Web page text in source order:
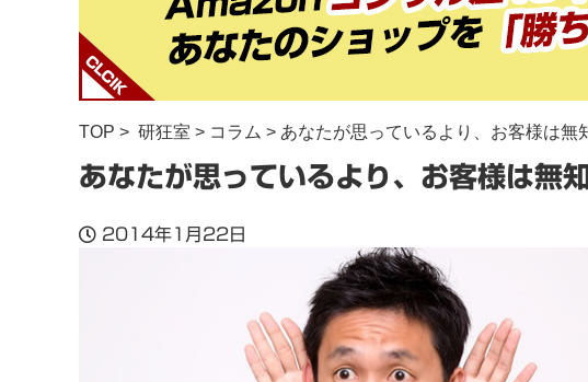
TOP > 研狂室 > コラム > あなたが思っているより、お客様は無
あなたが思っているより、お客様は無
2014年1月22日